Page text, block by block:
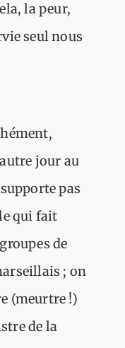
la peur,
seul nous
jour au
pas
qui fait
de
; on
(meurtre !)
de la